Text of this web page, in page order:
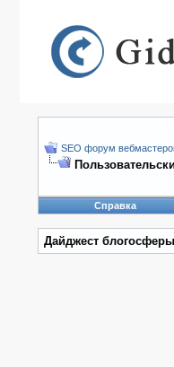
SEO форум
Справка
Дайджест блогосферы